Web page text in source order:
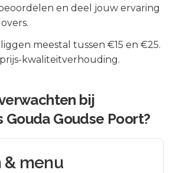
en deel jouw ervaring
meestal tussen €15 en €25.
kwaliteitverhouding.
bij
Gouda Goudse Poort?
& menu